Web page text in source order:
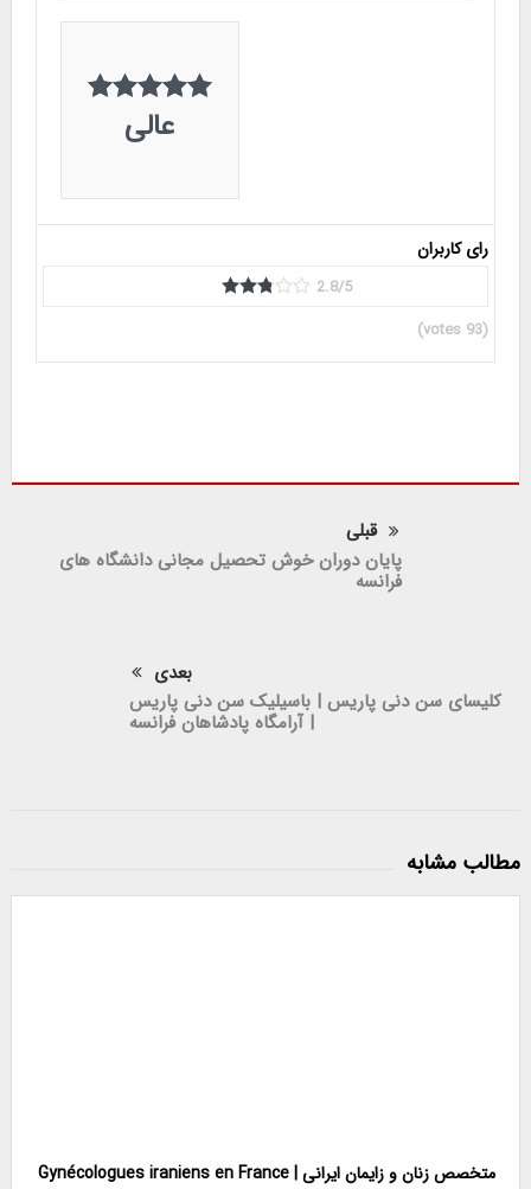
عالی
رای کاربران
2.8/5
(
93
قبلی
پایان دوران خوش تحصیل مجانی دانشگاه های
فرانسه
بعدی
کلیسای سن دنی پاریس | باسیلیک سن دنی پاریس
| آرامگاه پادشاهان فرانسه
مطالب مشابه
متخصص زنان و زایمان ایرانی | Gynécologues iraniens en France